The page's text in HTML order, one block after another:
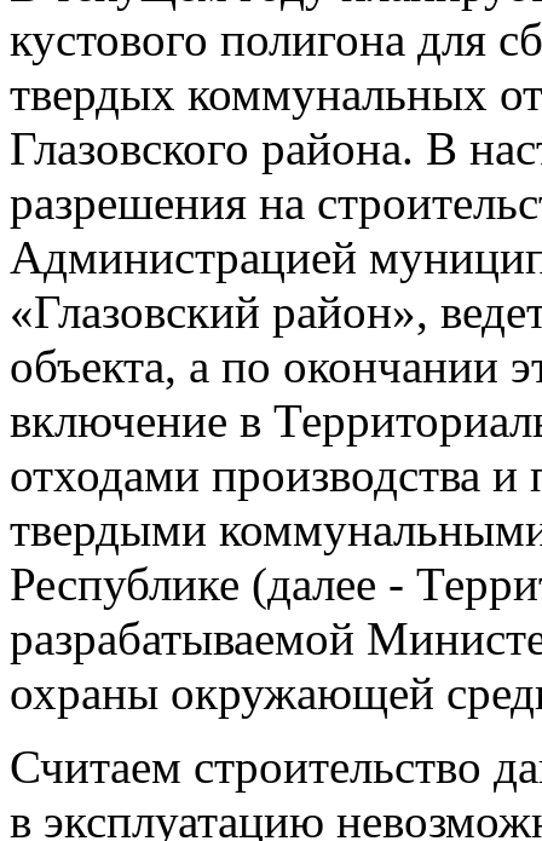
кустового полигона для
твердых коммунальных
Глазовского района. В
разрешения на
Администрацией
«Глазовский район»,
объекта, а по окончании
включение в
отходами производства и
твердыми
Республике (далее -
разрабатываемой
охраны окружающей
Считаем строительство
в эксплуатацию